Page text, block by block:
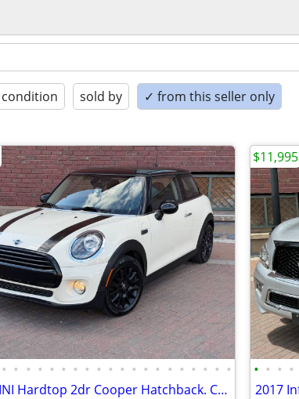
condition sold by ✓ from this seller only
• • • • • • • • • • • • • • • • • • • •
2019 MINI Hardtop 2dr Cooper Hatchback. CLEAN! 35MPG HWY! 64K MILES!
• • • •
$11,995